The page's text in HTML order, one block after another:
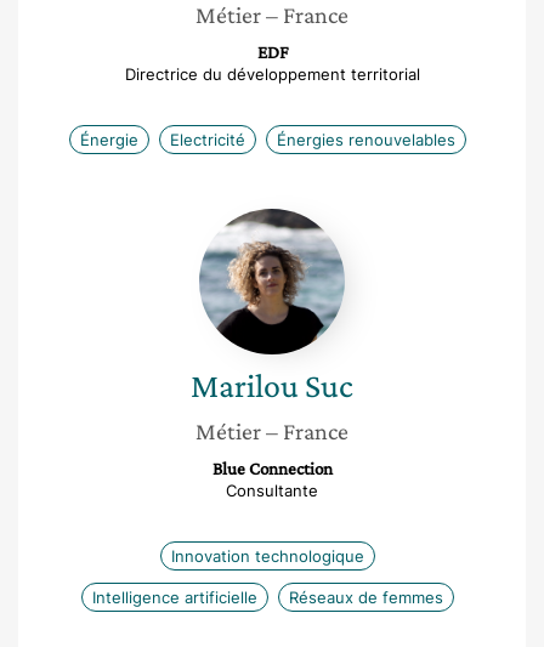
Métier– France
EDF
Directrice du développement territorial
Énergie Electricité Énergies renouvelables
Marilou
Suc
Marilou Suc
Métier– France
Blue Connection
Consultante
Innovation technologique
Intelligence artificielle Réseaux de femmes